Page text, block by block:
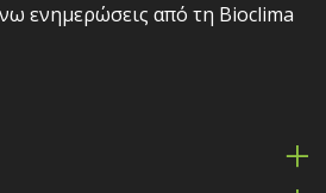
ενημερώσεις από τη Bioclima